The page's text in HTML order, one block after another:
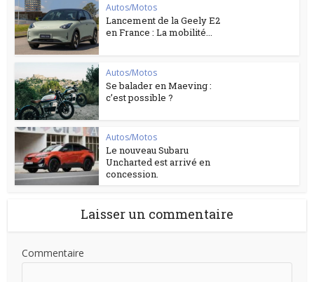
Autos/Motos
Lancement de la Geely E2
en France : La mobilité...
Autos/Motos
Se balader en Maeving :
c’est possible ?
Autos/Motos
Le nouveau Subaru
Uncharted est arrivé en
concession.
Laisser un commentaire
Commentaire